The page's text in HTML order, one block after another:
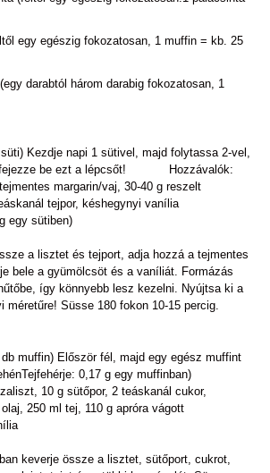
egy egészig fokozatosan, 1 muffin = kb. 25
darabtól három darabig fokozatosan, 1
Kezdje napi 1 sütivel, majd folytassa 2-vel,
fejezze be ezt a lépcsőt! Hozzávalók:
margarin/vaj, 30-40 g reszelt
tejpor, késhegynyi vanília
0,3 g egy sütiben)
a lisztet és tejport, adja hozzá a tejmentes
bele a gyümölcsöt és a vaníliát. Formázás
így könnyebb lesz kezelni. Nyújtsa ki a
Süsse 180 fokon 10-15 percig.
muffin) Először fél, majd egy egész muffint
0,17 g egy muffinban)
10 g sütőpor, 2 teáskanál cukor,
250 ml tej, 110 g apróra vágott
banán, vanília
keverje össze a lisztet, sütőport, cukrot,